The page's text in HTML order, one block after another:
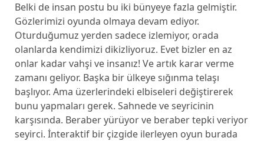
Belki de insan postu bu iki bünyeye fazla gelmiştir.
Gözlerimizi oyunda olmaya devam ediyor.
Oturduğumuz yerden sadece izlemiyor, orada
olanlarda kendimizi dikizliyoruz. Evet bizler en az
onlar kadar vahşi ve insanız! Ve artık karar verme
zamanı geliyor. Başka bir ülkeye sığınma telaşı
başlıyor. Ama üzerlerindeki elbiseleri değiştirerek
bunu yapmaları gerek. Sahnede ve seyricinin
karşısında. Beraber yürüyor ve beraber tepki veriyor
seyirci. İnteraktif bir çizgide ilerleyen oyun burada